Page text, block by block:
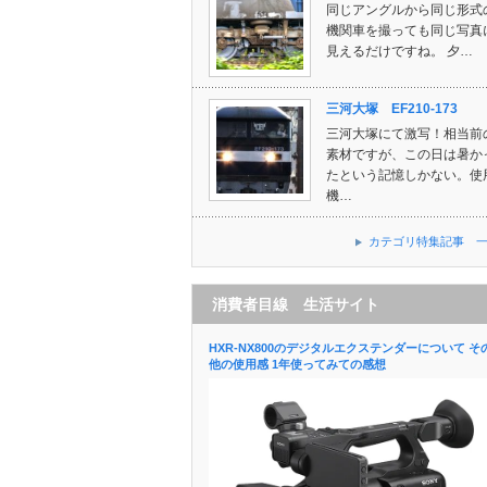
同じアングルから同じ形式
機関車を撮っても同じ写真
見えるだけですね。 夕…
三河大塚 EF210-173
三河大塚にて激写！相当前
素材ですが、この日は暑か
たという記憶しかない。使
機…
カテゴリ特集記事
消費者目線 生活サイト
HXR-NX800のデジタルエクステンダーについて そ
他の使用感 1年使ってみての感想